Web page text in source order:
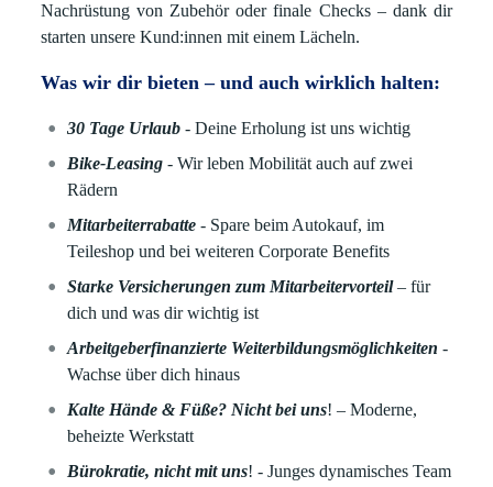
Nachrüstung von Zubehör oder finale Checks – dank dir
starten unsere Kund:innen mit einem Lächeln.
Was wir dir bieten – und auch wirklich halten:
30 Tage Urlaub - Deine Erholung ist uns wichtig
Bike-Leasing - Wir leben Mobilität auch auf zwei
Rädern
Mitarbeiterrabatte - Spare beim Autokauf, im
Teileshop und bei weiteren Corporate Benefits
Starke Versicherungen zum Mitarbeitervorteil– für
dich und was dir wichtig ist
Arbeitgeberfinanzierte Weiterbildungsmöglichkeiten -
Wachse über dich hinaus
Kalte Hände & Füße? Nicht bei uns! – Moderne,
beheizte Werkstatt
Bürokratie, nicht mit uns! - Junges dynamisches Team